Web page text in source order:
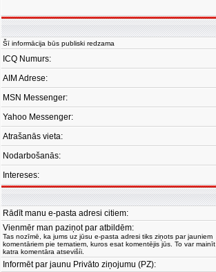
Šī informācija būs publiski redzama
ICQ Numurs:
AIM Adrese:
MSN Messenger:
Yahoo Messenger:
Atrašanās vieta:
Nodarbošanās:
Intereses:
Rādīt manu e-pasta adresi citiem:
Vienmēr man paziņot par atbildēm:
Tas nozīmē, ka jums uz jūsu e-pasta adresi tiks ziņots par jauniem
komentāriem pie tematiem, kuros esat komentējis jūs. To var
katra komentāra atsevišíi.
Informēt par jaunu Privāto ziņojumu (PZ):